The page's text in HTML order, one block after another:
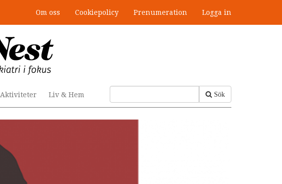
Om oss Cookiepolicy Prenumeration Logga in
Sök
Aktiviteter Liv & Hem